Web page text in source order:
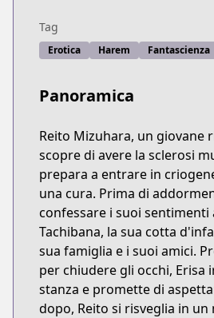
Tag
Erotica Harem Fantascienza
Panoramica
Reito Mizuhara, un giovane
scopre di avere la sclerosi
prepara a entrare in
una cura. Prima di
confessare i suoi sentimenti
Tachibana, la sua cotta
sua famiglia e i suoi amici.
per chiudere gli occhi, Erisa
stanza e promette di
dopo, Reito si risveglia in